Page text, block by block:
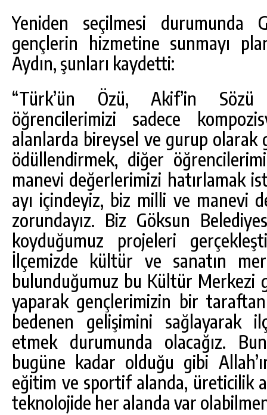
Yeniden seçilmesi durumunda
gençlerin hizmetine sunmayı
Aydın, şunları kaydetti:
“Türk’ün Özü, Akif’in Sözü
öğrencilerimizi sadece
alanlarda bireysel ve gurup olarak
ödüllendirmek, diğer
manevi değerlerimizi hatırlamak
ayı içindeyiz, biz milli ve manevi
zorundayız. Biz Göksun
koyduğumuz projeleri
İlçemizde kültür ve sanatın
bulunduğumuz bu Kültür Merkezi
yaparak gençlerimizin bir
bedenen gelişimini sağlayarak
etmek durumunda olacağız.
bugüne kadar olduğu gibi
eğitim ve sportif alanda, üreticilik
teknolojide her alanda var